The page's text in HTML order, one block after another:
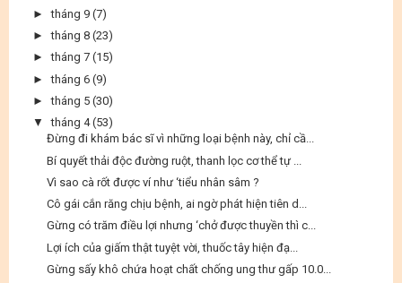
►tháng 9 (7)
►tháng 8 (23)
►tháng 7 (15)
►tháng 6 (9)
►tháng 5 (30)
▼
tháng 4 (53)
Đừng đi khám bác sĩ vì những loại bệnh này, chỉ cầ...
Bí quyết thải độc đường ruột, thanh lọc cơ thể tự ...
Vì sao cà rốt được ví như ‘tiểu nhân sâm ?
Cô gái cắn răng chịu bệnh, ai ngờ phát hiện tiên d...
Gừng có trăm điều lợi nhưng ‘chở được thuyền thì c...
Lợi ích của giấm thật tuyệt vời, thuốc tây hiện đạ...
Gừng sấy khô chứa hoạt chất chống ung thư gấp 10.0...